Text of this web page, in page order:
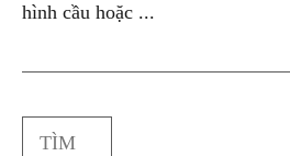
hình cầu hoặc ...
Search